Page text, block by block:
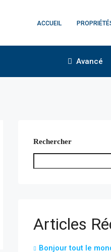
ACCUEIL
Avancé
Rechercher
Articles
Bonjour tout le